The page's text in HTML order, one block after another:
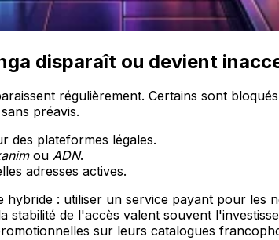
disparaît ou devient
régulièrement. Certains sont
préavis.
des plateformes légales.
ou ADN.
adresses actives.
: utiliser un service payant pour les
stabilité de l'accès valent souvent
sur leurs catalogues